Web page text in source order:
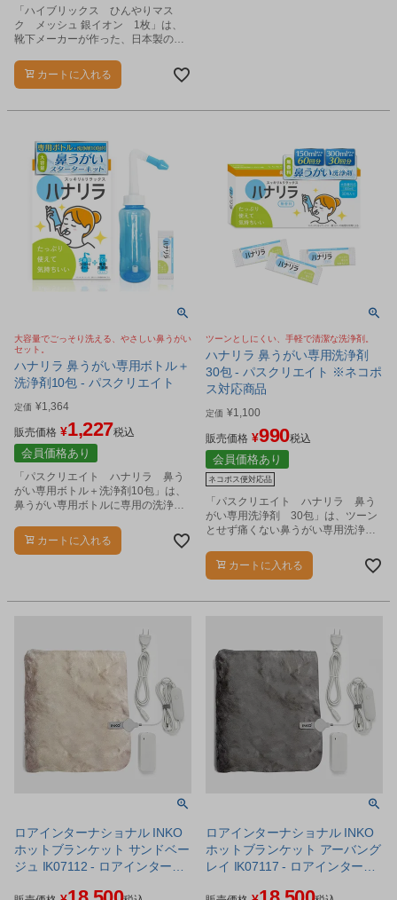
「ハイブリックス ひんやりマス
ク メッシュ 銀イオン 1枚」は、
靴下メーカーが作った、日本製の抗
使用した、メッシュタイプの洗える
マスクです。
カートに入れる
大容量でごっそり洗える、やさしい鼻うがい
セット。
ハナリラ 鼻うがい専用ボトル＋
洗浄剤10包 - パスクリエイト
定価 ¥1,364
販売価格 ¥1,227税込
会員価格あり
「パスクリエイト ハナリラ 鼻う
がい専用ボトル＋洗浄剤10包」は、
鼻うがい専用ボトルに専用の洗浄剤
カートに入れる
ツーンとしにくい、手軽で清潔な洗浄剤。
ハナリラ 鼻うがい専用洗浄剤
30包 - パスクリエイト ※ネコポ
ス対応商品
定価 ¥1,100
販売価格 ¥990税込
会員価格あり
ネコポス便対応品
「パスクリエイト ハナリラ 鼻う
がい専用洗浄剤 30包」は、ツーン
とせず痛くない鼻うがい専用洗浄剤
カートに入れる
ロアインターナショナル INKO
ホットブランケット サンドベー
ジュ IK07112 - ロアインターナ
ロアインターナショナル INKO
ホットブランケット アーバング
レイ IK07117 - ロアインターナ